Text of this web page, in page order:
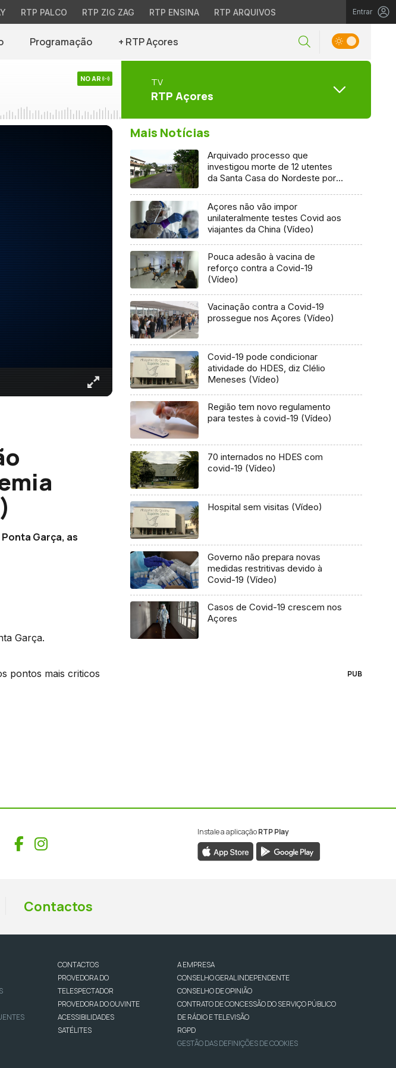
RTP PALCO RTP ZIG ZAG RTP ENSINA RTP ARQUIVOS Entrar
Programação + RTP Açores
NO AR TV
RTP Açores
Garça, as
Garça.
pontos mais criticos
Mais Notícias
Arquivado processo que
investigou morte de 12 utentes
da Santa Casa do Nordeste por
Açores não vão impor
unilateralmente testes Covid aos
viajantes da China (Vídeo)
Pouca adesão à vacina de
reforço contra a Covid-19
(Vídeo)
Vacinação contra a Covid-19
prossegue nos Açores (Vídeo)
Covid-19 pode condicionar
atividade do HDES, diz Clélio
Meneses (Vídeo)
Região tem novo regulamento
para testes à covid-19 (Vídeo)
70 internados no HDES com
covid-19 (Vídeo)
Hospital sem visitas (Vídeo)
Governo não prepara novas
medidas restritivas devido à
Covid-19 (Vídeo)
Casos de Covid-19 crescem nos
Açores
PUB
Facebook
Instagram
Instale a aplicaçãoRTP Play
Contactos
CONTACTOS
PROVEDORA DO
TELESPECTADOR
PROVEDORA DO OUVINTE
ACESSIBILIDADES
SATÉLITES
A EMPRESA
CONSELHO GERAL INDEPENDENTE
CONSELHO DE OPINIÃO
CONTRATO DE CONCESSÃO DO SERVIÇO PÚBLICO
DE RÁDIO E TELEVISÃO
RGPD
GESTÃO DAS DEFINIÇÕES DE COOKIES